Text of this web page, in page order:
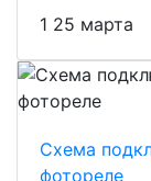
1 25 марта
Схема
фотореле